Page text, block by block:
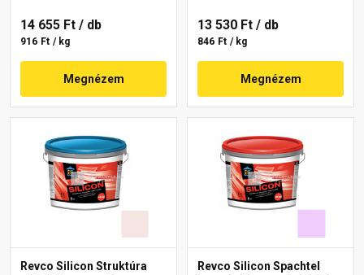
14 655 Ft / db
916 Ft / kg
Megnézem
13 530 Ft / db
846 Ft / kg
Megnézem
Revco Silicon Struktúra
Revco Silicon Spachtel